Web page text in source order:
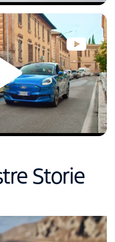
Storie